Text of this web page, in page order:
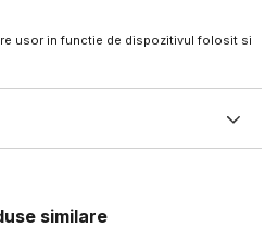
usor in functie de dispozitivul folosit si
similare